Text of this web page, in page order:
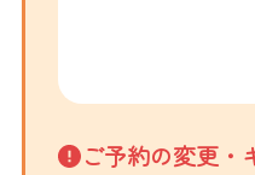
ご予約の変更・